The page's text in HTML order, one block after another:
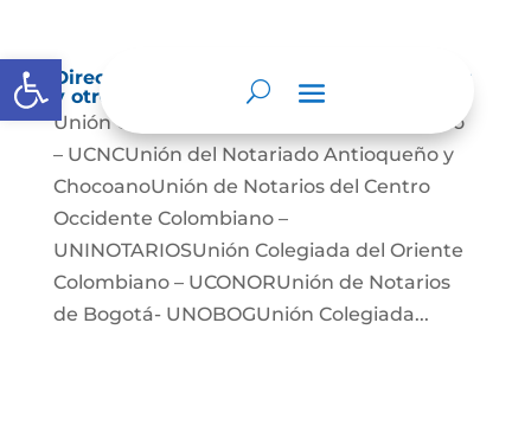
Abrir barra de herramientas
Directorio de agremiaciones, asociaciones
y otros grupos de interés
Unión Colegiada de Notariado Colombiano
– UCNCUnión del Notariado Antioqueño y
ChocoanoUnión de Notarios del Centro
Occidente Colombiano –
UNINOTARIOSUnión Colegiada del Oriente
Colombiano – UCONORUnión de Notarios
de Bogotá- UNOBOGUnión Colegiada...